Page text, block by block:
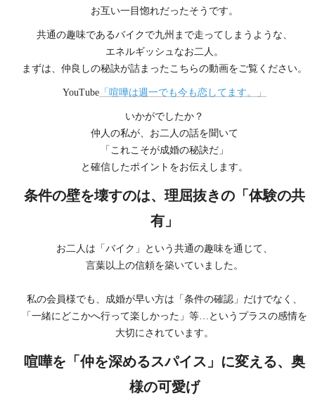
お互い一目惚れだったそうです。
共通の趣味であるバイクで九州まで走ってしまうような、
エネルギッシュなお二人。
まずは、仲良しの秘訣が詰まったこちらの動画をご覧ください。
YouTube 「喧嘩は週一でも今も恋してます。」
いかがでしたか？
仲人の私が、お二人の話を聞いて
「これこそが成婚の秘訣だ」
と確信したポイントをお伝えします。
条件の壁を壊すのは、理屈抜きの「体験の共
有」
お二人は「バイク」という共通の趣味を通じて、
言葉以上の信頼を築いていました。
私の会員様でも、成婚が早い方は「条件の確認」だけでなく、
「一緒にどこかへ行って楽しかった」等…というプラスの感情を
大切にされています。
喧嘩を「仲を深めるスパイス」に変える、奥
様の可愛げ